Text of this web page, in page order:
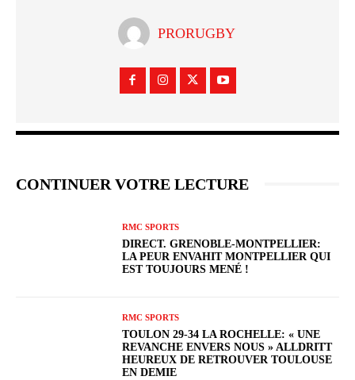
PRORUGBY
CONTINUER VOTRE LECTURE
RMC SPORTS
DIRECT. GRENOBLE-MONTPELLIER:
LA PEUR ENVAHIT MONTPELLIER QUI
EST TOUJOURS MENÉ !
RMC SPORTS
TOULON 29-34 LA ROCHELLE: « UNE
REVANCHE ENVERS NOUS » ALLDRITT
HEUREUX DE RETROUVER TOULOUSE
EN DEMIE